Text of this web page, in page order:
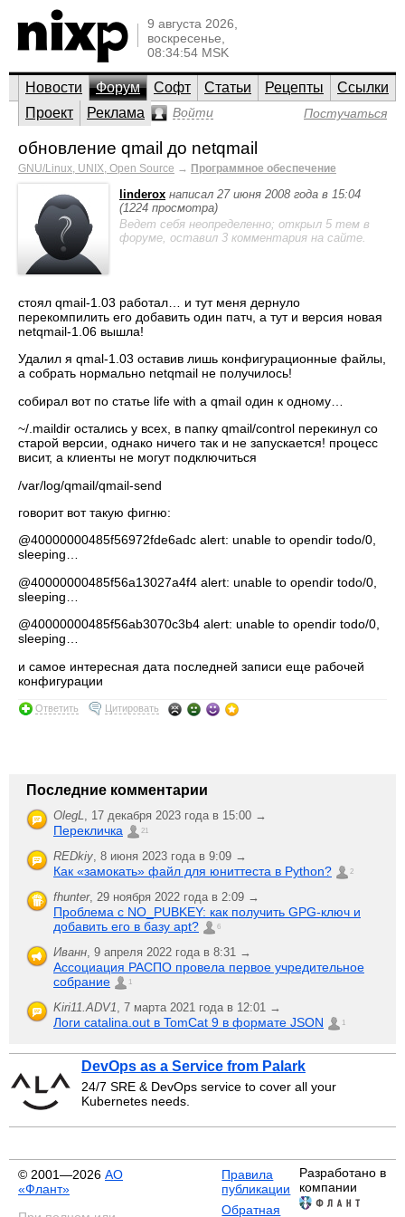
9 августа 2026,
воскресенье,
08:34:54 MSK
Новости Форум Софт Статьи Рецепты
Ссылки
Проект
Реклама Войти Постучаться
обновление qmail до netqmail
GNU/Linux, UNIX, Open Source → Программное обеспечение
linderox написал 27 июня 2008 года в 15:04
(1224 просмотра)
Ведет себя неопределенно; открыл 5 тем в
форуме, оставил 3 комментария на сайте.
стоял qmail-1.03 работал… и тут меня дернуло
перекомпилить его добавить один патч, а тут и версия новая
netqmail-1.06 вышла!
Удалил я qmal-1.03 оставив лишь конфигурационные файлы,
а собрать нормально netqmail не получилось!
собирал вот по статье life with a qmail один к одному…
~/.maildir остались у всех, в папку qmail/control перекинул со
старой версии, однако ничего так и не запускается! процесс
висит, а клиенты не могут подключиться
/var/log/qmail/qmail-send
говорит вот такую фигню:
@40000000485f56972fde6adc alert: unable to opendir todo/0,
sleeping…
@40000000485f56a13027a4f4 alert: unable to opendir todo/0,
sleeping…
@40000000485f56ab3070c3b4 alert: unable to opendir todo/0,
sleeping…
и самое интересная дата последней записи еще рабочей
конфигурации
Ответить Цитировать
Последние комментарии
OlegL 17 декабря 2023 года в 15:00 →
Перекличка 21
REDkiy 8 июня 2023 года в 9:09 →
Как «замокать» файл для юниттеста в Python? 2
fhunter, 29 ноября 2022 года в 2:09 →
Проблема с NO_PUBKEY: как получить GPG-ключ и
добавить его в базу apt?
6
Иванн 9 апреля 2022 года в 8:31 →
Ассоциация РАСПО провела первое учредительное
собрание
1
Kiri11.ADV1 7 марта 2021 года в 12:01 →
Логи catalina.out в TomCat 9 в формате JSON 1
DevOps as a Service from Palark
24/7 SRE & DevOps service to cover all your
Kubernetes needs.
© 2001—2026 АО
«Флант»
Правила
публикации
Обратная
Разработано в
компании